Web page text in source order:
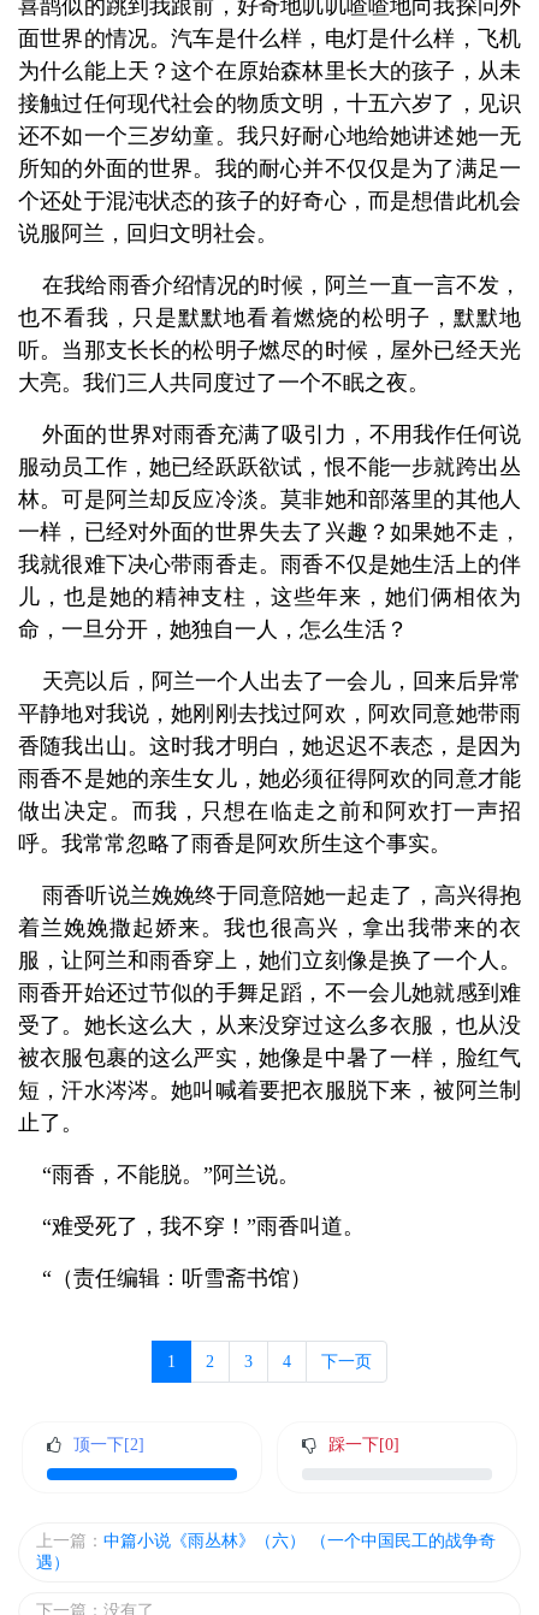
喜鹊似的跳到我跟前，好奇地叽叽喳喳地向我探问外
面世界的情况。汽车是什么样，电灯是什么样，飞机
为什么能上天？这个在原始森林里长大的孩子，从未
接触过任何现代社会的物质文明，十五六岁了，见识
还不如一个三岁幼童。我只好耐心地给她讲述她一无
所知的外面的世界。我的耐心并不仅仅是为了满足一
个还处于混沌状态的孩子的好奇心，而是想借此机会
说服阿兰，回归文明社会。
在我给雨香介绍情况的时候，阿兰一直一言不发，
也不看我，只是默默地看着燃烧的松明子，默默地
听。当那支长长的松明子燃尽的时候，屋外已经天光
大亮。我们三人共同度过了一个不眠之夜。
外面的世界对雨香充满了吸引力，不用我作任何说
服动员工作，她已经跃跃欲试，恨不能一步就跨出丛
林。可是阿兰却反应冷淡。莫非她和部落里的其他人
一样，已经对外面的世界失去了兴趣？如果她不走，
我就很难下决心带雨香走。雨香不仅是她生活上的伴
儿，也是她的精神支柱，这些年来，她们俩相依为
命，一旦分开，她独自一人，怎么生活？
天亮以后，阿兰一个人出去了一会儿，回来后异常
平静地对我说，她刚刚去找过阿欢，阿欢同意她带雨
香随我出山。这时我才明白，她迟迟不表态，是因为
雨香不是她的亲生女儿，她必须征得阿欢的同意才能
做出决定。而我，只想在临走之前和阿欢打一声招
呼。我常常忽略了雨香是阿欢所生这个事实。
雨香听说兰娩娩终于同意陪她一起走了，高兴得抱
着兰娩娩撒起娇来。我也很高兴，拿出我带来的衣
服，让阿兰和雨香穿上，她们立刻像是换了一个人。
雨香开始还过节似的手舞足蹈，不一会儿她就感到难
受了。她长这么大，从来没穿过这么多衣服，也从没
被衣服包裹的这么严实，她像是中暑了一样，脸红气
短，汗水涔涔。她叫喊着要把衣服脱下来，被阿兰制
止了。
“雨香，不能脱。 ” 阿兰说。
“难受死了，我不穿！ ”雨香叫道。
“（责任编辑：听雪斋书馆）
1 2 3 4 下一页
顶一下[2] 踩一下[0]
上一篇： 中篇小说《雨丛林》（六） （一个中国民工的战争奇
遇）
下一篇：没有了